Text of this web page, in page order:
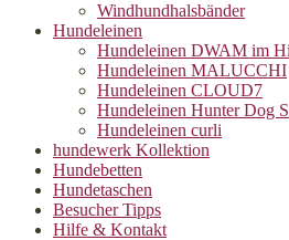
Windhundhalsbänder
Hundeleinen
Hundeleinen DWAM im
Hundeleinen MALUCCHI
Hundeleinen CLOUD7
Hundeleinen Hunter Dog
Hundeleinen curli
hundewerk Kollektion
Hundebetten
Hundetaschen
Besucher Tipps
Hilfe & Kontakt